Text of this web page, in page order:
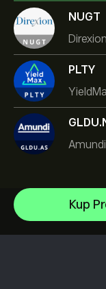
NUGT
PLTY
Kup
iShares Silver
iShares
iShares TIPS 0-5
Odpowiedzialny